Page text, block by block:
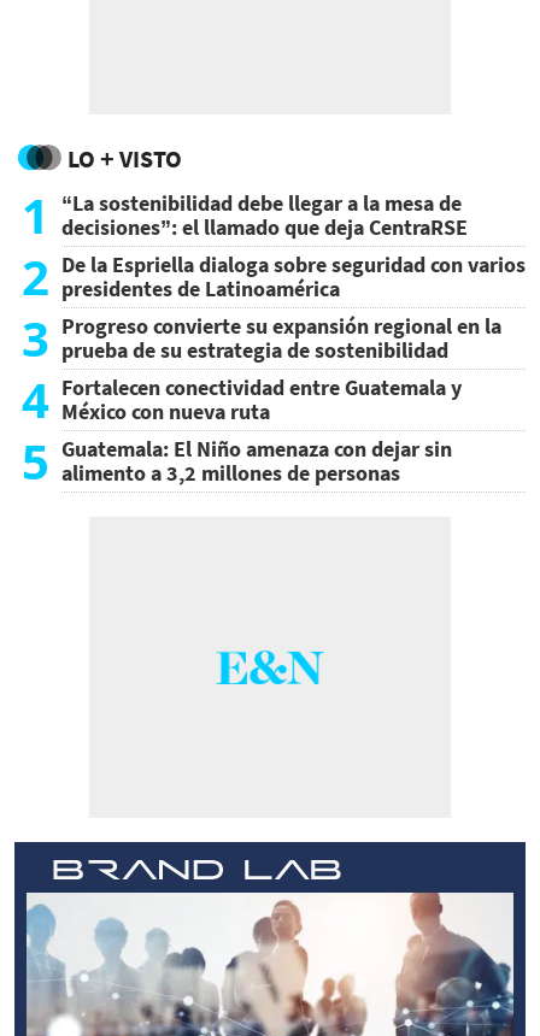
LO + VISTO
1
“La sostenibilidad debe llegar a la mesa de
decisiones”: el llamado que deja CentraRSE
2 De la Espriella dialoga sobre seguridad con varios
presidentes de Latinoamérica
3 Progreso convierte su expansión regional en la
prueba de su estrategia de sostenibilidad
4 Fortalecen conectividad entre Guatemala y
México con nueva ruta
5 Guatemala: El Niño amenaza con dejar sin
alimento a 3,2 millones de personas